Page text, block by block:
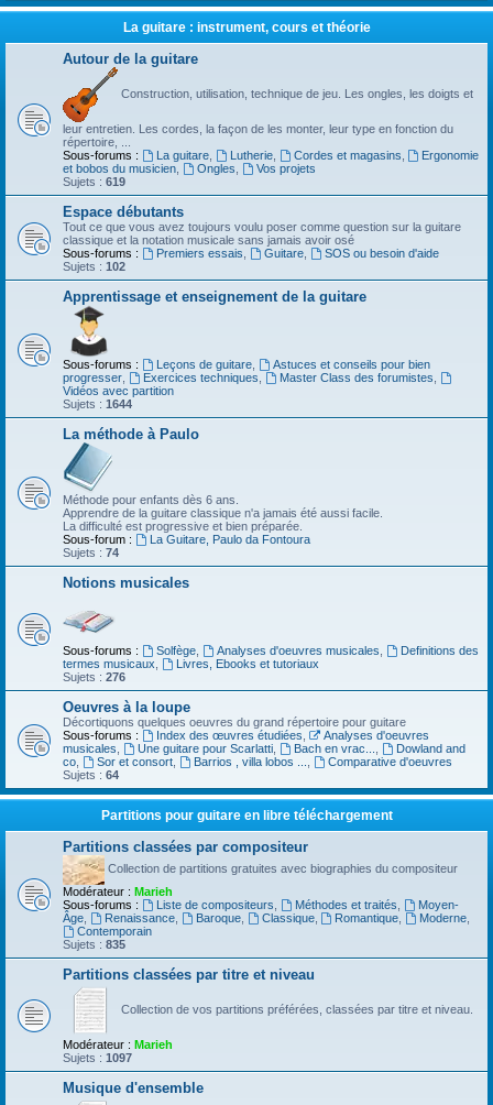
La guitare : instrument, cours et théorie
Autour de la guitare
Construction, utilisation, technique de jeu. Les ongles, les doigts et
leur entretien. Les cordes, la façon de les monter, leur type en fonction du
répertoire, ...
Sous-forums :
La guitare, Lutherie, Cordes et magasins
Ergonomie
et bobos du musicien
Ongles
Vos projets
Sujets : 619
Espace débutants
Tout ce que vous avez toujours voulu poser comme question sur la guitare
classique et la notation musicale sans jamais avoir osé
Sous-forums :
Premiers essais Guitare,
SOS ou besoin d'aide
Sujets : 102
Apprentissage et enseignement de la guitare
Sous-forums : Leçons de guitare,
Astuces et conseils pour bien
progresser
Exercices techniques Master Class des forumistes
Vidéos avec partition
Sujets : 1644
La méthode à Paulo
Méthode pour enfants dès 6 ans.
Apprendre de la guitare classique n'a jamais été aussi facile.
La difficulté est progressive et bien préparée.
Sous-forum :
La Guitare, Paulo da Fontoura
Sujets : 74
Notions musicales
Sous-forums : Solfège, Analyses d'oeuvres musicales
Definitions des
termes musicaux
Livres, Ebooks et tutoriaux
Sujets : 276
Oeuvres à la loupe
Décortiquons quelques oeuvres du grand répertoire pour guitare
Sous-forums :
Index des œuvres étudiées
Analyses d'oeuvres
musicales
Une guitare pour Scarlatti, Bach en vrac...
Dowland and
co
Sor et consort, Barrios , villa lobos ...
Comparative d'oeuvres
Sujets : 64
Partitions pour guitare en libre téléchargement
Partitions classées par compositeur
Collection de partitions gratuites avec biographies du compositeur
Modérateur : Marieh
Sous-forums :
Liste de compositeurs Méthodes et traités
Moyen-
Âge
Renaissance, Baroque, Classique, Romantique Moderne
Contemporain
Sujets : 835
Partitions classées par titre et niveau
Collection de vos partitions préférées, classées par titre et niveau.
Modérateur : Marieh
Sujets : 1097
Musique d'ensemble